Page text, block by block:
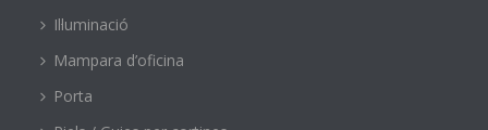
Il·luminació
Mampara d’oficina
Porta